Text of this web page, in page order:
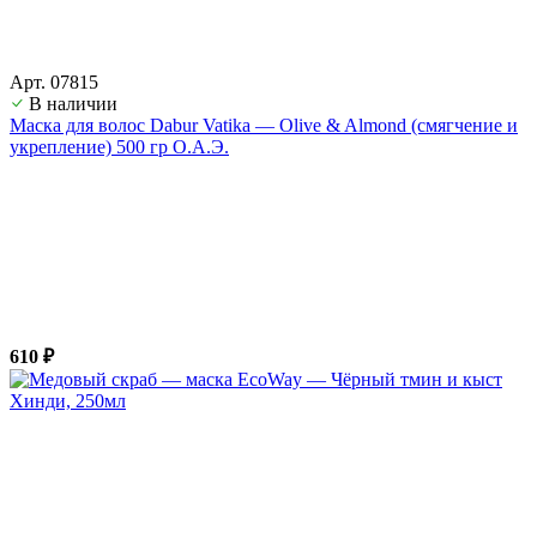
Арт. 07815
В наличии
Маска для волос Dabur Vatika — Olive & Almond (смягчение и
укрепление) 500 гр О.А.Э.
610 ₽